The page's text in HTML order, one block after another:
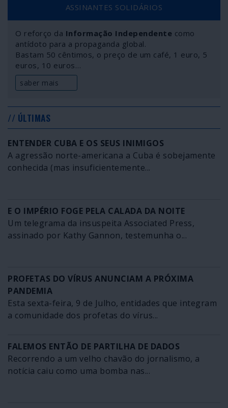
ASSINANTES SOLIDÁRIOS
O reforço da Informação Independente como
antídoto para a propaganda global.
Bastam 50 cêntimos, o preço de um café, 1 euro, 5
euros, 10 euros…
saber mais
// ÚLTIMAS
ENTENDER CUBA E OS SEUS INIMIGOS
A agressão norte-americana a Cuba é sobejamente
conhecida (mas insuficientemente...
E O IMPÉRIO FOGE PELA CALADA DA NOITE
Um telegrama da insuspeita Associated Press,
assinado por Kathy Gannon, testemunha o...
PROFETAS DO VÍRUS ANUNCIAM A PRÓXIMA
PANDEMIA
Esta sexta-feira, 9 de Julho, entidades que integram
a comunidade dos profetas do vírus...
FALEMOS ENTÃO DE PARTILHA DE DADOS
Recorrendo a um velho chavão do jornalismo, a
notícia caiu como uma bomba nas...